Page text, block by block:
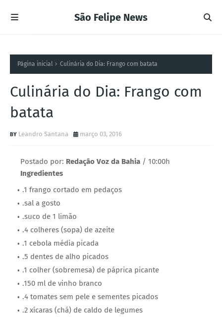
São Felipe News
Página inicial Culinária do Dia: Frango com batata
Culinária do Dia: Frango com
batata
Leandro Santana março 03, 2016
Postado por: Redação Voz da Bahia / 10:00h
Ingredientes
.1 frango cortado em pedaços
.sal a gosto
.suco de 1 limão
.4 colheres (sopa) de azeite
.1 cebola média picada
.5 dentes de alho picados
.1 colher (sobremesa) de páprica picante
.150 ml de vinho branco
.4 tomates sem pele e sementes picados
.2 xícaras (chá) de caldo de legumes